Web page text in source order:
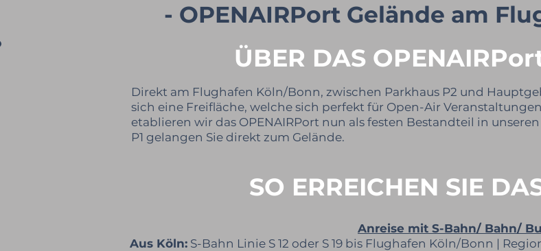
- OPENAIRPortGelände am
ÜBER DAS
Direkt am Flughafen Köln/Bonn, zwischen Parkhaus P2 und
sich eine Freifläche, welche sich perfekt für Open-Air
etablieren wir das OPENAIRPort nun als festen Bestandteil in
P1 gelangen Sie direkt zum Gelände.
SO ERREICHEN SIE
Anreise mit S-Bahn/ Bahn/
Aus Köln: S-Bahn Linie S 12 oder S 19 bis Flughafen Köln/Bonn |